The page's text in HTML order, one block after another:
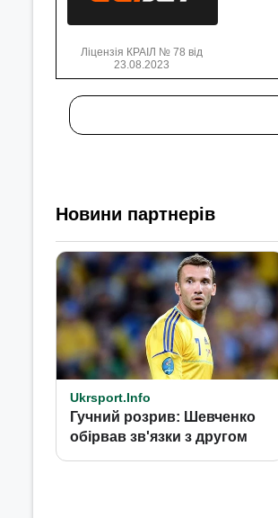
Ліцензія КРАІЛ № 78 від
23.08.2023